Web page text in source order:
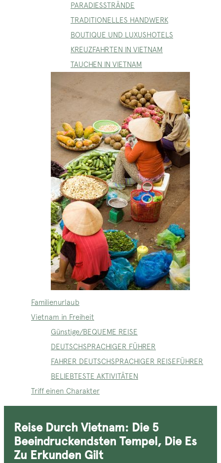
PARADIESSTRÄNDE
TRADITIONELLES HANDWERK
BOUTIQUE UND LUXUSHOTELS
KREUZFAHRTEN IN VIETNAM
TAUCHEN IN VIETNAM
Familienurlaub
Vietnam in Freiheit
Günstige/BEQUEME REISE
DEUTSCHSPRACHIGER FÜHRER
FAHRER DEUTSCHSPRACHIGER REISEFÜHRER
BELIEBTESTE AKTIVITÄTEN
Triff einen Charakter
Reise Durch Vietnam: Die 5
Beeindruckendsten Tempel, Die Es
Zu Erkunden Gilt